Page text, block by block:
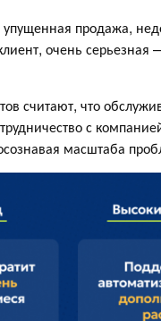
продажа,
очень серьезная
считают, что
с
масштаба